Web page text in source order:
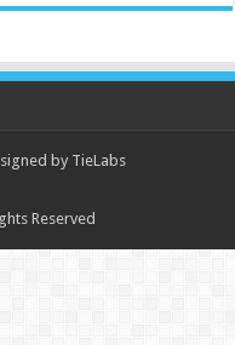
by TieLabs
Reserved